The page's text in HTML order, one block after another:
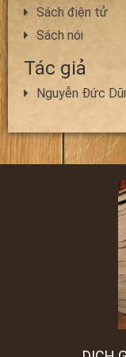
Sách điện tử
Sách nói
Tác giả
Nguyễn Đức